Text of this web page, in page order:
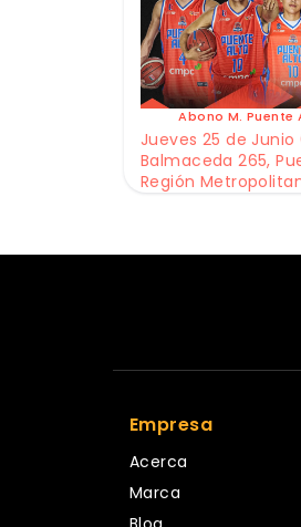
Abono M. Puente
Jueves 25 de Junio
Balmaceda 265,
Región
Empresa
Acerca
Marca